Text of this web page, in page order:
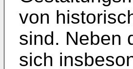
von
sind. Neben
sich